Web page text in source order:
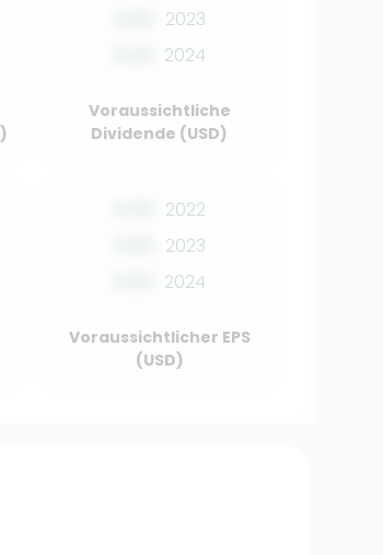
2023
2024
Voraussichtliche
Dividende (USD)
2022
2023
2024
Voraussichtlicher EPS
(USD)